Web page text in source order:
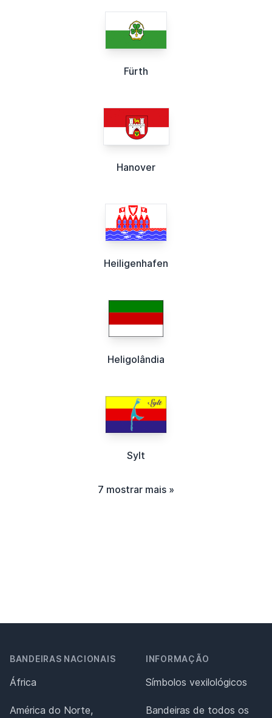
Fürth
Hanover
Heiligenhafen
Heligolândia
Sylt
7 mostrar mais »
BANDEIRAS NACIONAIS
África
América do Norte,
INFORMAÇÃO
Símbolos vexilológicos
Bandeiras de todos os